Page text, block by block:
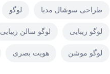
طراحی سوشال مدیا لوگو
لوگو زیبایی لوگو سالن زیبایی
لوگو موشن هویت بصری